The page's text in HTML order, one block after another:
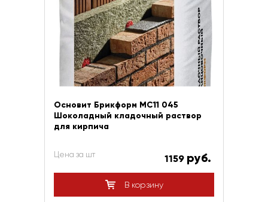
Основит Брикформ МС11 045
Шоколадный кладочный раствор
для кирпича
Цена за шт 1159 руб.
В корзину